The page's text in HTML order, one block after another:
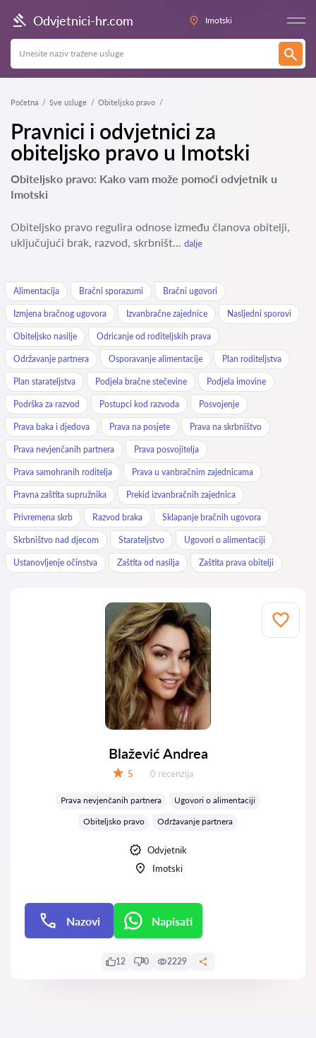
Odvjetnici-hr.com Imotski
Početna Sve usluge Obiteljsko pravo
Pravnici i odvjetnici za
obiteljsko pravo u Imotski
Obiteljsko pravo: Kako vam može pomoći odvjetnik u
Imotski
Obiteljsko pravo regulira odnose između članova obitelji,
uključujući brak, razvod, skrbništ... dalje
Alimentacija Bračni sporazumi Bračni ugovori
Izmjena bračnog ugovora Izvanbračne zajednice Nasljedni sporovi
Obiteljsko nasilje Odricanje od roditeljskih prava
Održavanje partnera Osporavanje alimentacije Plan roditeljstva
Plan starateljstva Podjela bračne stečevine Podjela imovine
Podrška za razvod Postupci kod razvoda Posvojenje
Prava baka i djedova Prava na posjete Prava na skrbništvo
Prava nevjenčanih partnera Prava posvojitelja
Prava samohranih roditelja Prava u vanbračnim zajednicama
Pravna zaštita supružnika Prekid izvanbračnih zajednica
Privremena skrb Razvod braka Sklapanje bračnih ugovora
Skrbništvo nad djecom Starateljstvo Ugovori o alimentaciji
Ustanovljenje očinstva Zaštita od nasilja Zaštita prava obitelji
Blažević Andrea
5 Recenzija:
0 recenzija
Prava nevjenčanih partnera
Ugovori o alimentaciji
Obiteljsko pravo
Održavanje partnera
Odvjetnik
Imotski
Nazovi Napisati
12 0 2229